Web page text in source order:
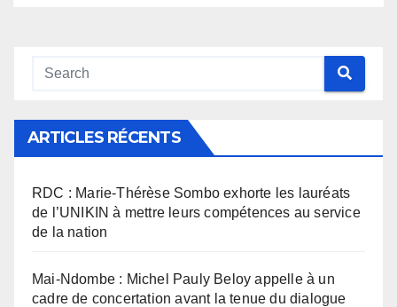
ARTICLES RÉCENTS
RDC : Marie-Thérèse Sombo exhorte les lauréats
de l’UNIKIN à mettre leurs compétences au service
de la nation
Mai-Ndombe : Michel Pauly Beloy appelle à un
cadre de concertation avant la tenue du dialogue